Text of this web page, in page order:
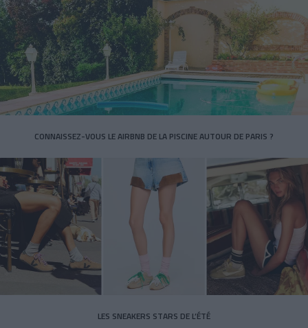
CONNAISSEZ-VOUS LE AIRBNB DE LA PISCINE AUTOUR DE PARIS ?
LES SNEAKERS STARS DE L’ÉTÉ